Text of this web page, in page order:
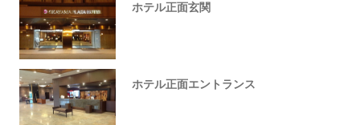
ホテル正面玄関
ホテル正面エントランス